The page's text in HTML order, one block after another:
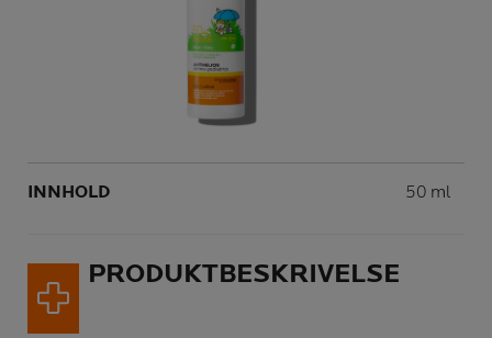
INNHOLD Volume
50 ml
PRODUKTBESKRIVELSE